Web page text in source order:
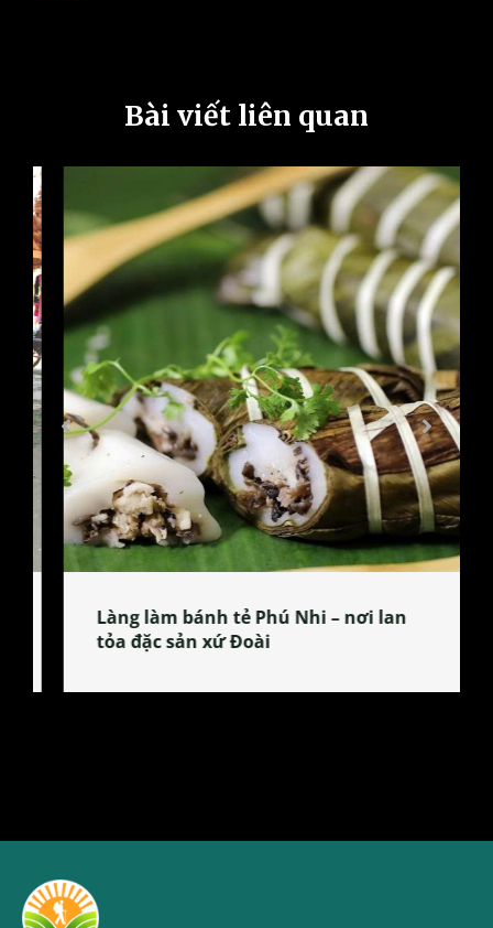
Bài viết liên quan
Làng làm bánh tẻ Phú Nhi – nơi lan
tỏa đặc sản xứ Đoài